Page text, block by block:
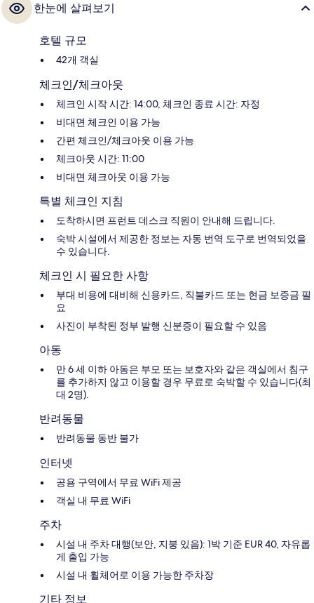
한눈에 살펴보기
호텔 규모
42개 객실
체크인/체크아웃
체크인 시작 시간: 14:00, 체크인 종료 시간: 자정
비대면 체크인 이용 가능
간편 체크인/체크아웃 이용 가능
체크아웃 시간: 11:00
비대면 체크아웃 이용 가능
특별 체크인 지침
도착하시면 프런트 데스크 직원이 안내해 드립니다.
숙박 시설에서 제공한 정보는 자동 번역 도구로 번역되었을
수 있습니다.
체크인 시 필요한 사항
부대 비용에 대비해 신용카드, 직불카드 또는 현금 보증금 필
요
사진이 부착된 정부 발행 신분증이 필요할 수 있음
아동
만 6 세 이하 아동은 부모 또는 보호자와 같은 객실에서 침구
를 추가하지 않고 이용할 경우 무료로 숙박할 수 있습니다(최
대 2명).
반려동물
반려동물 동반 불가
인터넷
공용 구역에서 무료 WiFi 제공
객실 내 무료 WiFi
주차
시설 내 주차 대행(보안, 지붕 있음): 1박 기준 EUR 40, 자유롭
게 출입 가능
시설 내 휠체어로 이용 가능한 주차장
기타 정보